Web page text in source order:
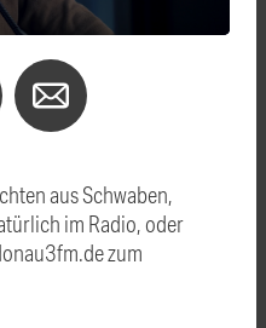
aus Schwaben,
im Radio, oder
zum